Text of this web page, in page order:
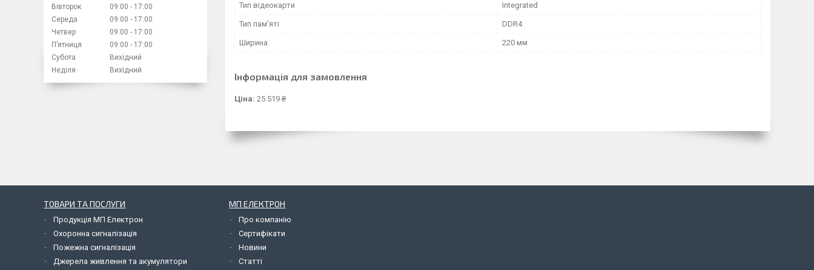
Тип відеокарти Integrated
Тип пам'яті DDR4
Ширина 220 мм
Інформація для замовлення
Ціна: 25 519 ₴
Вівторок
09:00
17:00
Середа
09:00
17:00
Четвер
09:00
17:00
Пʼятниця
09:00
17:00
Субота
Вихідний
Неділя
Вихідний
ТОВАРИ ТА ПОСЛУГИ
Продукція МП Електрон
Охоронна сигналізація
Пожежна сигналізація
Джерела живлення та акумулятори
МП ЕЛЕКТРОН
Про компанію
Сертифікати
Новини
Статті